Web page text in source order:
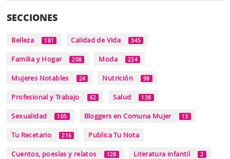
SECCIONES
Belleza 181 Calidad de Vida 345
Familia y Hogar 208 Moda 224
Mujeres Notables 24 Nutrición 98
Profesional y Trabajo 62 Salud 138
Sexualidad 105 Bloggers en Comuna Mujer 13
Tu Recetario 216 Publica Tu Nota
Cuentos, poesías y relatos 128 Literatura infantil 2